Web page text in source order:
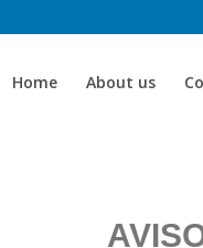
Home About us